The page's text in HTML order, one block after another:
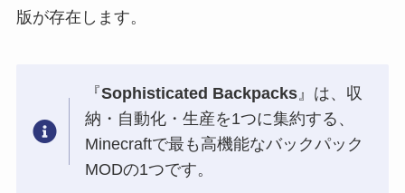
版が存在します。
『Sophisticated Backpacks』は、収
納・自動化・生産を1つに集約する、
Minecraftで最も高機能なバックパック
MODの1つです。